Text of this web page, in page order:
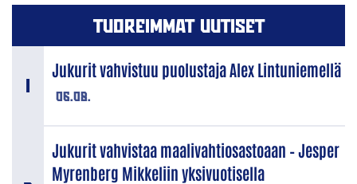
TUOREIMMAT UUTISET
06.08.
Jukurit vahvistuu puolustaja Alex Lintuniemellä
Jukurit vahvistaa maalivahtiosastoaan – Jesper
Myrenberg Mikkeliin yksivuotisella